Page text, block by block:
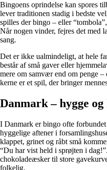
Bingoens oprindelse kan spores
lever traditionen stadig i bedste
spilles der bingo – eller
Når nogen vinder, fejres det med
sang.
Det er ikke ualmindeligt, at hele
består af små gaver eller
mere om samvær end om penge
kerne er et spil, der bringer
Danmark – hygge
I Danmark er bingo ofte
hyggelige aftener i
klappet, grinet og råbt små
“Du har vist held i sprøjten i
chokoladeæsker til store
folkelig.